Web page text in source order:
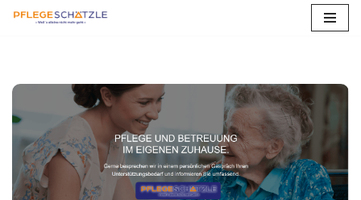
springen